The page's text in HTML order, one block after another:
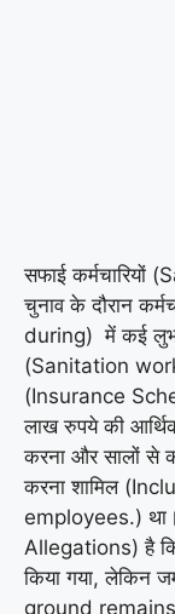
सफाई
चुनाव के दौरान
during) में कई
(Sanitation
(Insurance
लाख रुपये की
करना और सालों से
करना शामिल
employees.) था।
Allegations) है कि
किया गया, लेकिन
ground